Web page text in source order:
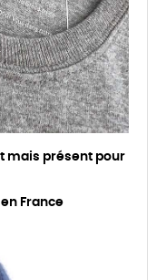
mais présent pour
France